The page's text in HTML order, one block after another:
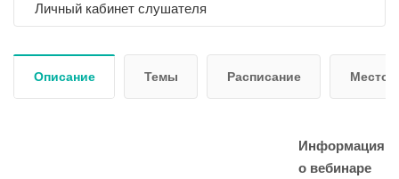
Описание Темы Расписание Место
Информация
о вебинаре
Личный кабинет слушателя